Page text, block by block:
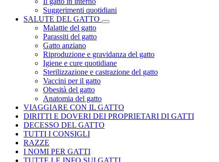
Suggerimenti quotidiani
SALUTE DEL GATTO
Malattie del gatto
Parassiti del gatto
Gatto anziano
Riproduzione e gravidanza del gatto
Igiene e cure quotidiane
Sterilizzazione e castrazione del gatto
Vaccini per il gatto
Obesità del gatto
Anatomia del gatto
VIAGGIARE CON IL GATTO
DIRITTI E DOVERI DEI PROPRIETARI DI GATTI
DECESSO DEL GATTO
TUTTI I CONSIGLI
RAZZE
I NOMI PER GATTI
TUTTE LE INFO SUI GATTI